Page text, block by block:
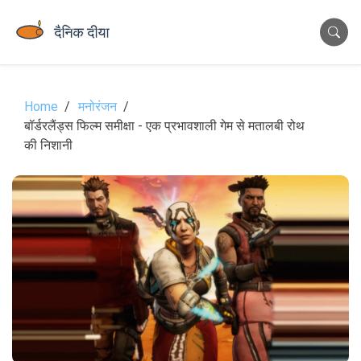
Home
मनोरंजन
बॉर्डरलैंड्स फिल्म समीक्षा - एक प्रभावशाली गेम से मतालबी रोथ
की निशानी